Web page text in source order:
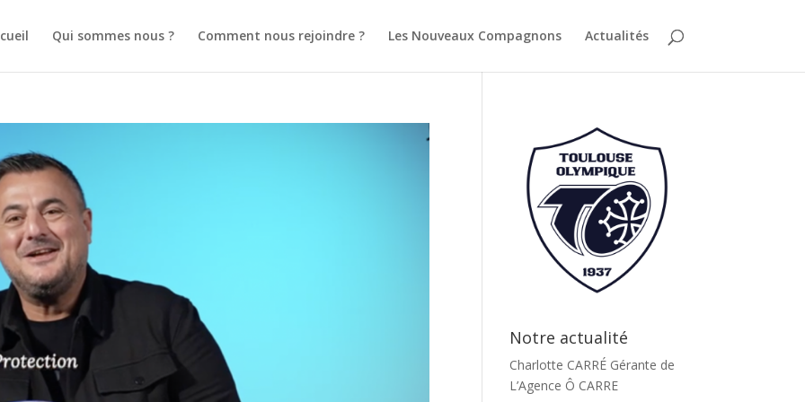
Qui sommes nous ? Comment nous rejoindre ? Les Nouveaux Compagnons Actualités
Notre actualité
Charlotte CARRÉ Gérante de
L’Agence Ô CARRE